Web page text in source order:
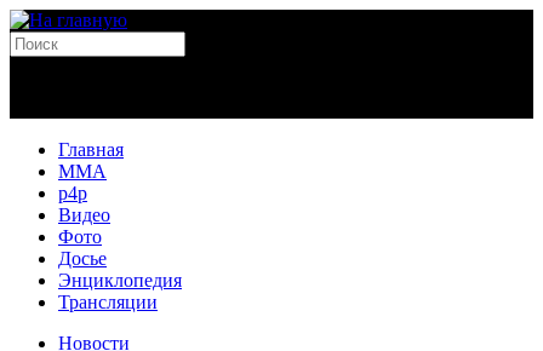
Главная
MMA
p4p
Видео
Фото
Досье
Энциклопедия
Трансляции
Новости